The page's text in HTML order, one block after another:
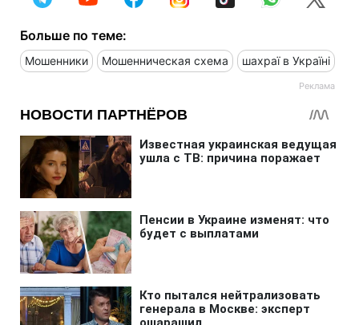
Больше по теме:
Мошенники Мошенническая схема шахраї в Україні